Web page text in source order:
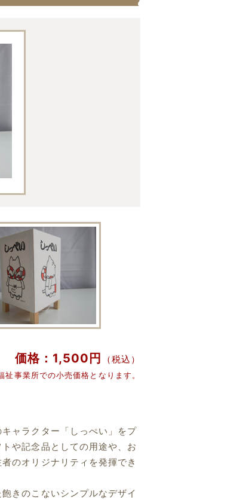
価格：1,500円 （税込）
祉事業所での小売価格となります。
ャラクター「しっぺい」をプ
や記念品としての用途や、お
のオリジナリティを発揮でき
きのこないシンプルなデザイ